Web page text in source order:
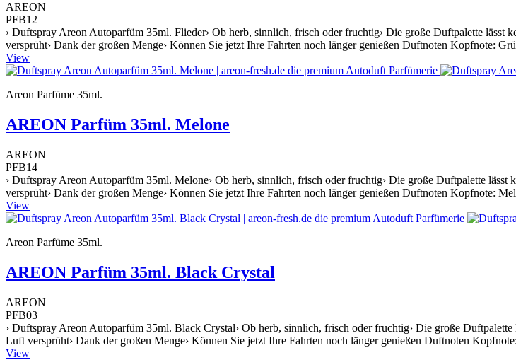
AREON
PFB12
› Duftspray Areon Autoparfüm 35ml. Flieder› Ob herb, sinnlich, frisch oder fruchtig› Die große Duftpalette
versprüht› Dank der großen Menge› Können Sie jetzt Ihre Fahrten noch länger genießen Duftnoten Kopfnote:
View
Areon Parfüme 35ml.
AREON Parfüm 35ml. Melone
AREON
PFB14
› Duftspray Areon Autoparfüm 35ml. Melone› Ob herb, sinnlich, frisch oder fruchtig› Die große Duftpalette
versprüht› Dank der großen Menge› Können Sie jetzt Ihre Fahrten noch länger genießen Duftnoten Kopfnote:
View
Areon Parfüme 35ml.
AREON Parfüm 35ml. Black Crystal
AREON
PFB03
› Duftspray Areon Autoparfüm 35ml. Black Crystal› Ob herb, sinnlich, frisch oder fruchtig› Die große
Luft versprüht› Dank der großen Menge› Können Sie jetzt Ihre Fahrten noch länger genießen Duftnoten
View